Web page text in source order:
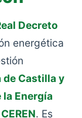
Decreto
energética
de Castilla y
la Energía
CEREN. Es